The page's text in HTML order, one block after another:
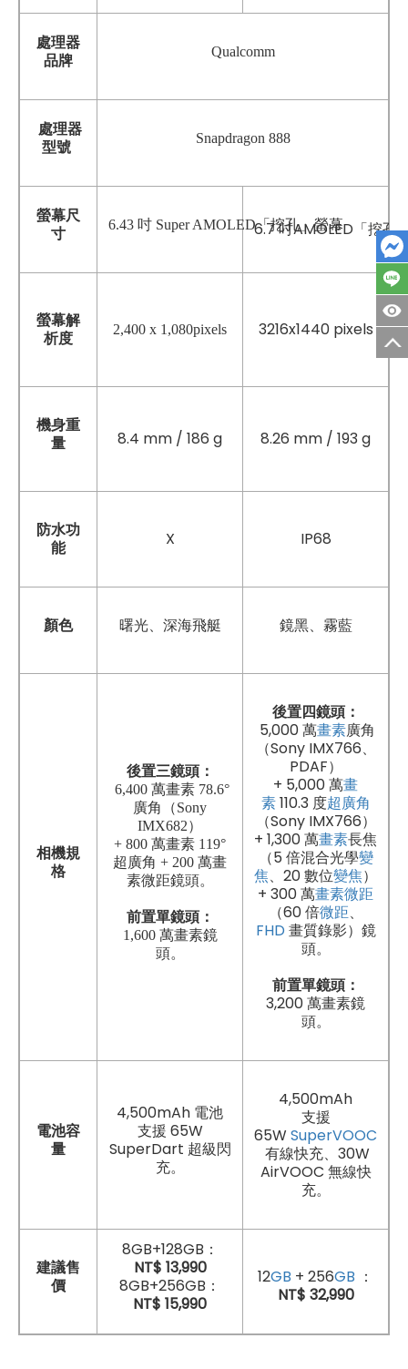
處理器
品牌
Qualcomm
處理器
型號
Snapdragon 888
螢幕尺
寸
6.43 吋 Super AMOLED「挖孔」螢幕
6.7 吋AMOLED「挖孔
螢幕解
析度
2,400 x 1,080pixels 3216x1440 pixels
機身重
量
8.4 mm / 186 g 8.26 mm / 193 g
防水功
能
X IP68
顏色 曙光、 深海飛艇 鏡黑、霧藍
相機規
格
後置三鏡頭：
6,400 萬畫素 78.6°
廣角（Sony
IMX682）
+ 800 萬畫素 119°
超廣角 + 200 萬畫
素微距鏡頭。
前置單鏡頭：
1,600 萬畫素鏡
頭。
後置四鏡頭：
5,000 萬畫素廣角
（Sony IMX766、
PDAF）
+ 5,000 萬畫
素110.3 度超廣角
（Sony IMX766）
+ 1,300 萬畫素長焦
（5 倍混合光學變
焦、20 數位變焦）
+ 300 萬畫素微距
（60 倍微距、
FHD 畫質錄影）鏡
頭。
前置單鏡頭：
3,200 萬畫素鏡
頭。
電池容
量
4,500mAh 電池
支援 65W
SuperDart 超級閃
充。
4,500mAh
支援
65W SuperVOOC
有線快充、30W
AirVOOC 無線快
充。
建議售
價
8GB+128GB：
NT$ 13,990
8GB+256GB：
NT$ 15,990
12GB + 256GB ：
NT$ 32,990